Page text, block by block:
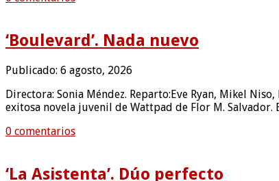
‘Boulevard’. Nada nuevo
Publicado: 6 agosto, 2026
Directora: Sonia Méndez. Reparto:Eve Ryan, Mikel
exitosa novela juvenil de Wattpad de Flor M.
0 comentarios
‘La Asistenta’. Dúo perfecto